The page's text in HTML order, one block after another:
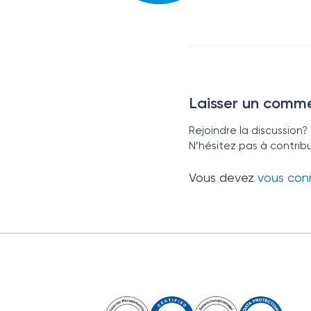
Laisser un
Rejoindre la discussion?
N’hésitez pas à
Vous devez vous